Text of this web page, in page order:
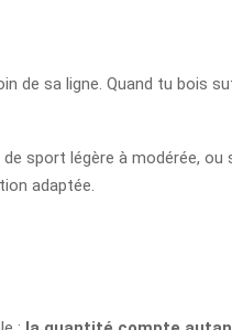
de sa ligne. Quand tu
sport légère à modérée,
adaptée.